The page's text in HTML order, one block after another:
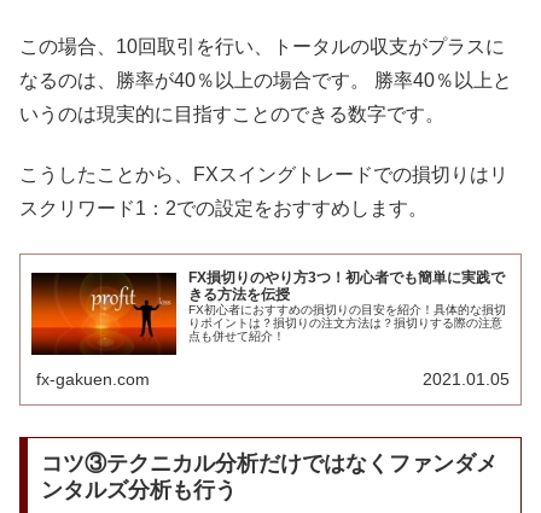
この場合、10回取引を行い、トータルの収支がプラスに
なるのは、勝率が40％以上の場合です。 勝率40％以上と
いうのは現実的に目指すことのできる数字です。
こうしたことから、FXスイングトレードでの損切りはリ
スクリワード1：2での設定をおすすめします。
FX損切りのやり方3つ！初心者でも簡単に実践で
きる方法を伝授
FX初心者におすすめの損切りの目安を紹介！具体的な損切
りポイントは？損切りの注文方法は？損切りする際の注意
点も併せて紹介！
fx-gakuen.com 2021.01.05
コツ③テクニカル分析だけではなくファンダメ
ンタルズ分析も行う